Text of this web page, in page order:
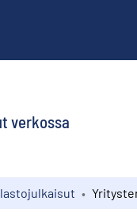
verkossa